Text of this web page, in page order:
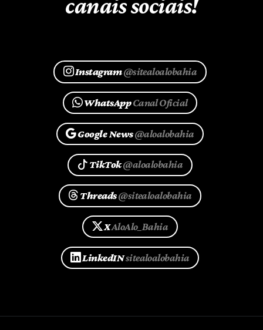
canais sociais!
Instagram@sitealoalobahia
WhatsAppCanal Oficial
Google News@aloalobahia
TikTok@aloalobahia
Threads@sitealoalobahia
XAloAlo_Bahia
LinkedINsitealoalobahia